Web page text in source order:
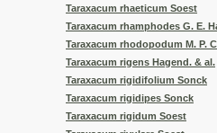
Taraxacum rhaeticum Soest
Taraxacum rhamphodes G. E.
Taraxacum rhodopodum M. P.
Taraxacum rigens Hagend. & al.
Taraxacum rigidifolium Sonck
Taraxacum rigidipes Sonck
Taraxacum rigidum Soest